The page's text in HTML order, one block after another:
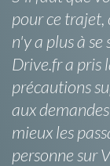
pour ce trajet,
n'y a plus à
Drive.fr a pris
précautions
aux
mieux les
personne sur